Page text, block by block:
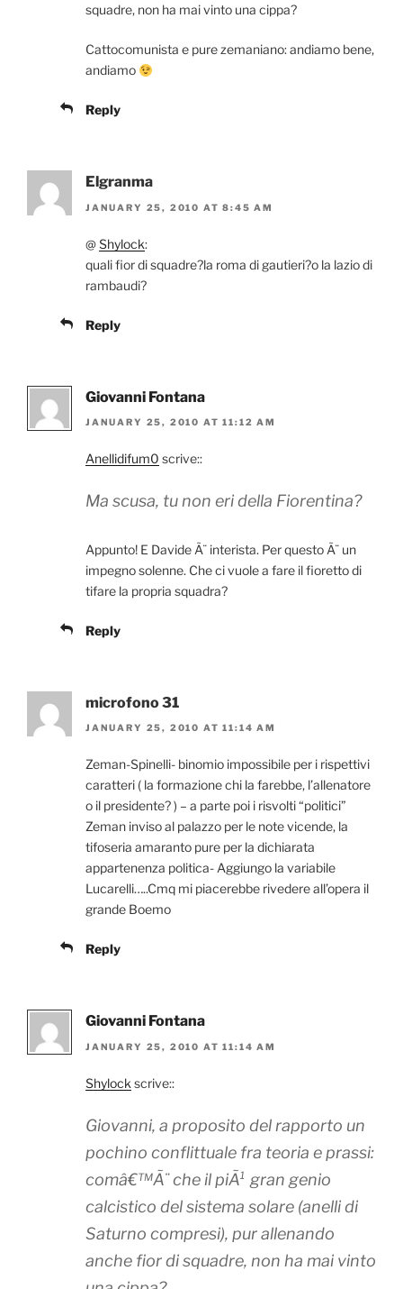
squadre, non ha mai vinto una cippa?
Cattocomunista e pure zemaniano: andiamo bene,
andiamo
Reply
Elgranma
JANUARY 25, 2010 AT 8:45 AM
@Shylock:
quali fior di squadre?la roma di gautieri?o la lazio di
rambaudi?
Reply
Giovanni Fontana
JANUARY 25, 2010 AT 11:12 AM
Anellidifum0 scrive::
Ma scusa, tu non eri della Fiorentina?
Appunto! E Davide Ã¨ interista. Per questo Ã¨ un
impegno solenne. Che ci vuole a fare il fioretto di
tifare la propria squadra?
Reply
microfono 31
JANUARY 25, 2010 AT 11:14 AM
Zeman-Spinelli- binomio impossibile per i rispettivi
caratteri ( la formazione chi la farebbe, l’allenatore
o il presidente? ) – a parte poi i risvolti “politici”
Zeman inviso al palazzo per le note vicende, la
tifoseria amaranto pure per la dichiarata
appartenenza politica- Aggiungo la variabile
Lucarelli…..Cmq mi piacerebbe rivedere all’opera il
grande Boemo
Reply
Giovanni Fontana
JANUARY 25, 2010 AT 11:14 AM
Shylock scrive::
Giovanni, a proposito del rapporto un
pochino conflittuale fra teoria e prassi:
comâ€™Ã¨ che il piÃ¹ gran genio
calcistico del sistema solare (anelli di
Saturno compresi), pur allenando
anche fior di squadre, non ha mai vinto